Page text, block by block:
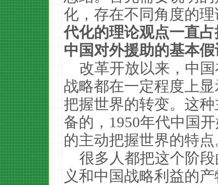
化，存在不同角度的
代化的理论观点一直
中国对外援助的基本
改革开放以来，中
战略都在一定程度上
把握世界的转变。这
备的，1950年代中国
的主动把握世界的特点
很多人都把这个阶
义和中国战略利益的